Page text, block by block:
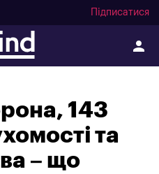
Підписатися
143
та
– що